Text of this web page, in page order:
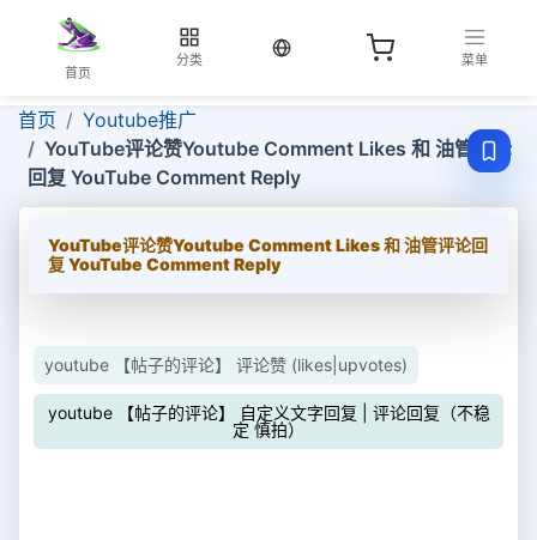
首页
分类
当前语言：中文
菜单
首页
Youtube推广
YouTube评论赞Youtube Comment Likes 和 油管评论
回复 YouTube Comment Reply
YouTube评论赞Youtube Comment Likes 和 油管评论回
复 YouTube Comment Reply
youtube 【帖子的评论】 评论赞 (likes|upvotes)
youtube 【帖子的评论】 自定义文字回复 | 评论回复（不稳
定 慎拍）